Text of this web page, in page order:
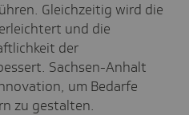
Gleichzeitig wird die
und die
der
Sachsen-Anhalt
um Bedarfe
zu gestalten.